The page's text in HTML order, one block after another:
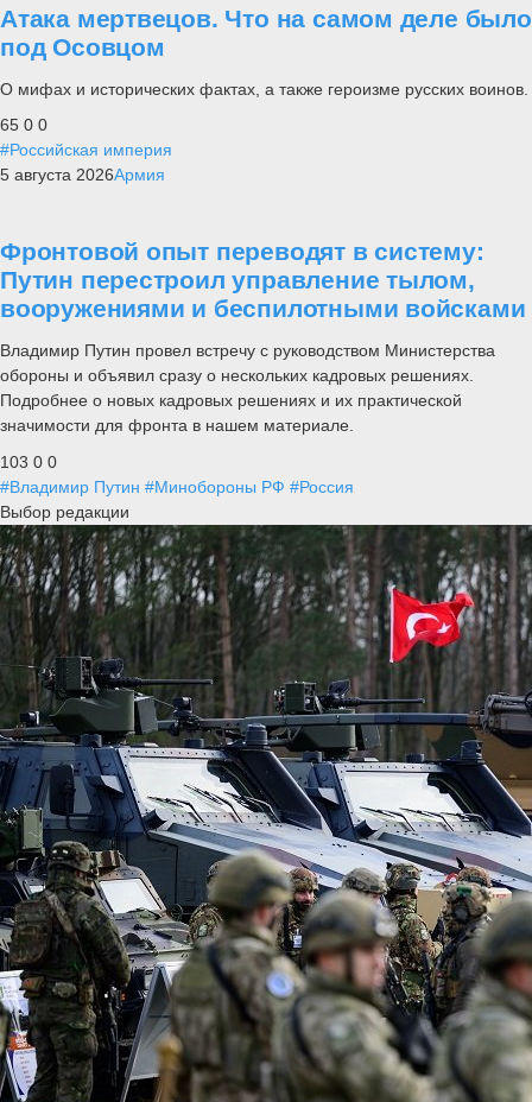
Атака мертвецов. Что на самом деле было
под Осовцом
О мифах и исторических фактах, а также героизме русских воинов.
65 0 0
#Российская империя
5 августа 2026Армия
Фронтовой опыт переводят в систему:
Путин перестроил управление тылом,
вооружениями и беспилотными войсками
Владимир Путин провел встречу с руководством Министерства
обороны и объявил сразу о нескольких кадровых решениях.
Подробнее о новых кадровых решениях и их практической
значимости для фронта в нашем материале.
103 0 0
#Владимир Путин #Минобороны РФ #Россия
Выбор редакции